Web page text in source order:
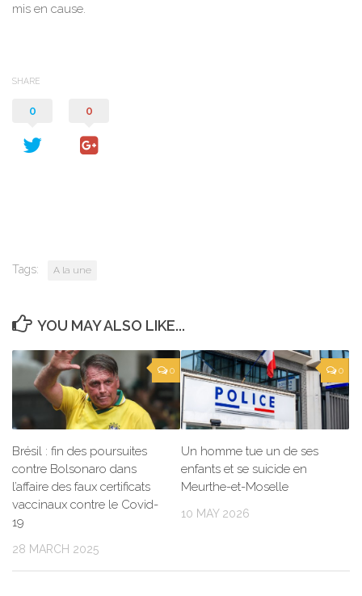
mis en cause.
SHARE
0 0
Tags: A la une
YOU MAY ALSO LIKE...
0
Brésil : fin des poursuites
contre Bolsonaro dans
l’affaire des faux certificats
vaccinaux contre le Covid-
19
28 MARCH 2025
0
Un homme tue un de ses
enfants et se suicide en
Meurthe-et-Moselle
10 MAY 2026